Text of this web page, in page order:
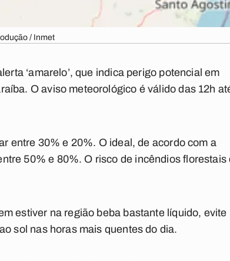
/ Inmet
‘amarelo’, que indica perigo potencial em
O aviso meteorológico é válido das 12h
entre 30% e 20%. O ideal, de acordo com a
50% e 80%. O risco de incêndios florestais
estiver na região beba bastante líquido, evite
sol nas horas mais quentes do dia.